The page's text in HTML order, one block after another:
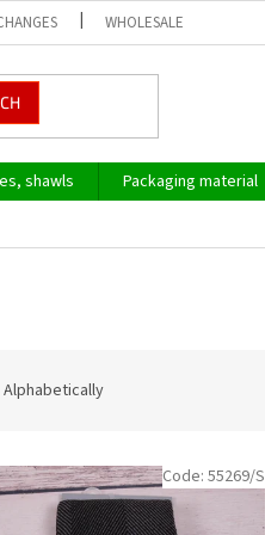
WHOLESALE
shawls Packaging material
Alphabetically
Code: 55269/S